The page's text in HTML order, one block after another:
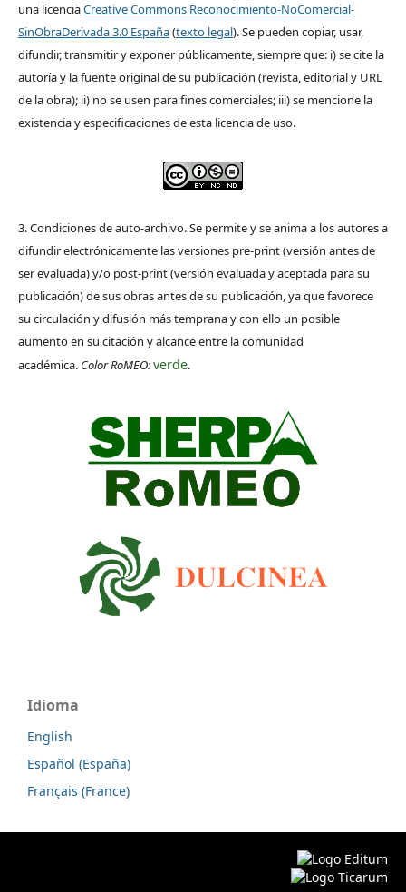
una licenciaCreative Commons Reconocimiento-NoComercial-
SinObraDerivada 3.0 España(texto legal). Se pueden copiar, usar,
difundir, transmitir y exponer públicamente, siempre que: i) se cite la
autoría y la fuente original de su publicación (revista, editorial y URL
de la obra); ii) no se usen para fines comerciales; iii) se mencione la
existencia y especificaciones de esta licencia de uso.
3. Condiciones de auto-archivo. Se permite y se anima a los autores a
difundir electrónicamente las versiones pre-print (versión antes de
ser evaluada) y/o post-print (versión evaluada y aceptada para su
publicación) de sus obras antes de su publicación, ya que favorece
su circulación y difusión más temprana y con ello un posible
aumento en su citación y alcance entre la comunidad
académica. Color RoMEO:verde.
Idioma
English
Español (España)
Français (France)